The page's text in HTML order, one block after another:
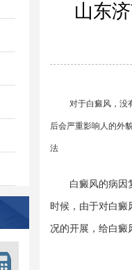
山东
对于白癜风，没有
后会严重影响人的外
法
白癜风的病因复
时候，由于对白癜
况的开展，给白癜